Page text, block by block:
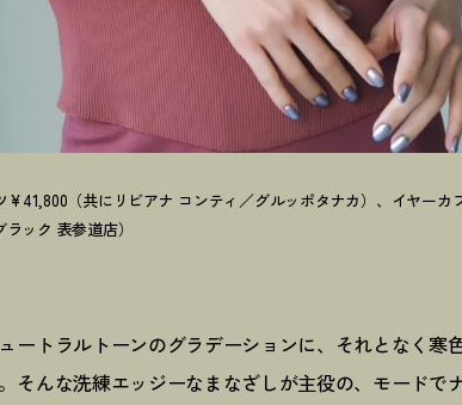
¥41,800（共にリビアナ コンティ／グルッポタナカ）、イヤーカ
ック 表参道店）
ートラルトーンのグラデーションに、それとなく寒
そんな洗練エッジーなまなざしが主役の、モードで